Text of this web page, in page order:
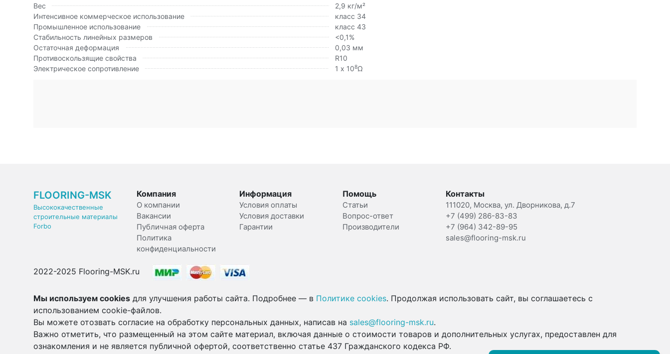
Вес
2,9 кг/м²
Интенсивное коммерческое использование
класс 34
Промышленное использование
класс 43
Стабильность линейных размеров
<0,1%
Остаточная деформация
0,03 мм
Противоскользящие свойства
R10
Электрическое сопротивление
1 х 108Ω
FLOORING-MSK
Высококачественные
строительные материалы
Forbo
Компания
О компании
Вакансии
Публичная оферта
Политика
конфиденциальности
Информация
Условия оплаты
Условия доставки
Гарантии
Помощь
Статьи
Вопрос-ответ
Производители
Контакты
111020, Москва, ул. Дворникова, д.7
+7 (499) 286-83-83
+7 (964) 342-89-95
sales@flooring-msk.ru
2022-2025 Flooring-MSK.ru
Мы используем cookies для улучшения работы сайта. Подробнее — в Политике cookies. Продолжая использовать сайт, вы соглашаетесь с
использованием cookie-файлов.
Вы можете отозвать согласие на обработку персональных данных, написав на sales@flooring-msk.ru.
Важно отметить, что размещенный на этом сайте материал, включая данные о стоимости товаров и дополнительных услугах, предоставлен для
ознакомления и не является публичной офертой, соответственно статье 437 Гражданского кодекса РФ.